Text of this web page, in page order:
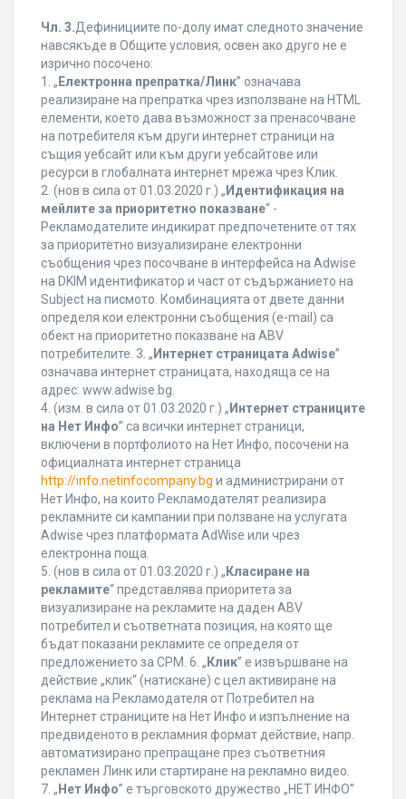
Чл. 3.Дефинициите по-долу имат следното значение
навсякъде в Общите условия, освен ако друго не е
изрично посочено:
1. „ Електронна препратка/Линк” означава
реализиране на препратка чрез използване на HTML
елементи, което дава възможност за пренасочване
на потребителя към други интернет страници на
същия уебсайт или към други уебсайтове или
ресурси в глобалната интернет мрежа чрез Клик.
2. (нов в сила от 01.03.2020 г.) „ Идентификация на
мейлите за приоритетно показване“ -
Рекламодателите индикират предпочетените от тях
за приоритетно визуализиране електронни
съобщения чрез посочване в интерфейса на Adwise
на DKIM идентификатор и част от съдържанието на
Subject на писмото. Комбинацията от двете данни
определя кои електронни съобщения (e-mail) са
обект на приоритетно показване на ABV
потребителите. 3. „ Интернет страницата Adwise”
означава интернет страницата, находяща се на
адрес: www.adwise.bg.
4. (изм. в сила от 01.03.2020 г.) „ Интернет страниците
на Нет Инфо” са всички интернет страници,
включени в портфолиото на Нет Инфо, посочени на
официалната интернет страница
http://info.netinfocompany.bg и администрирани от
Нет Инфо, на които Рекламодателят реализира
рекламните си кампании при ползване на услугата
Adwise чрез платформата AdWise или чрез
електронна поща.
5. (нов в сила от 01.03.2020 г.) „ Класиране на
рекламите“ представлява приоритета за
визуализиране на рекламите на даден ABV
потребител и съответната позиция, на която ще
бъдат показани рекламите се определя от
предложението за CPM. 6. „ Клик” е извършване на
действие „клик“ (натискане) с цел активиране на
реклама на Рекламодателя от Потребител на
Интернет страниците на Нет Инфо и изпълнение на
предвиденото в рекламния формат действие, напр.
автоматизирано препращане през съответния
рекламен Линк или стартиране на рекламно видео.
7. „ Нет Инфо” е търговското дружество „НЕТ ИНФО”